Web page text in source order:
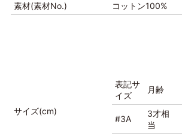
素材(素材No.)
コットン100%
サイズ(cm)
表記サ
イズ
月齢
#3A
3才相
当